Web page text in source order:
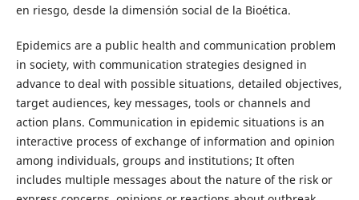
en riesgo, desde la dimensión social de la Bioética.
Epidemics are a public health and communication problem
in society, with communication strategies designed in
advance to deal with possible situations, detailed objectives,
target audiences, key messages, tools or channels and
action plans. Communication in epidemic situations is an
interactive process of exchange of information and opinion
among individuals, groups and institutions; It often
includes multiple messages about the nature of the risk or